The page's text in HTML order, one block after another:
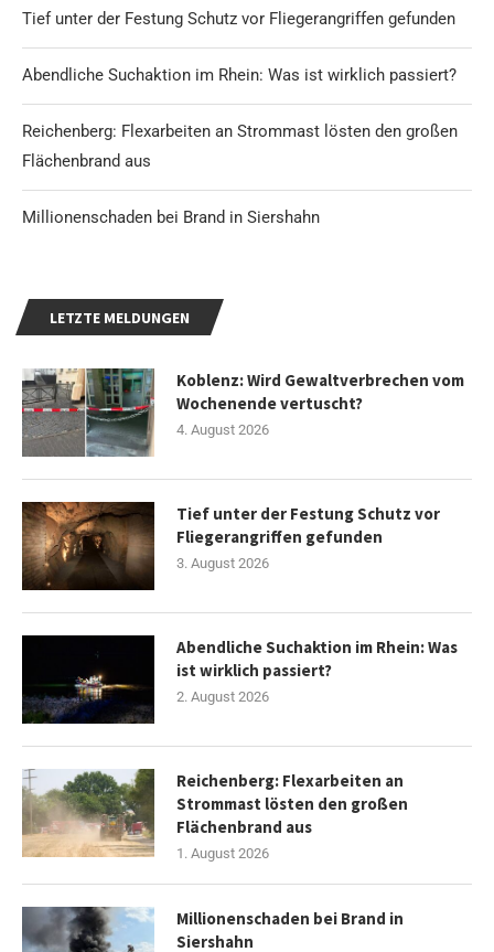
Tief unter der Festung Schutz vor Fliegerangriffen gefunden
Abendliche Suchaktion im Rhein: Was ist wirklich passiert?
Reichenberg: Flexarbeiten an Strommast lösten den großen
Flächenbrand aus
Millionenschaden bei Brand in Siershahn
LETZTE MELDUNGEN
Koblenz: Wird Gewaltverbrechen vom
Wochenende vertuscht?
4. August 2026
Tief unter der Festung Schutz vor
Fliegerangriffen gefunden
3. August 2026
Abendliche Suchaktion im Rhein: Was
ist wirklich passiert?
2. August 2026
Reichenberg: Flexarbeiten an
Strommast lösten den großen
Flächenbrand aus
1. August 2026
Millionenschaden bei Brand in
Siershahn